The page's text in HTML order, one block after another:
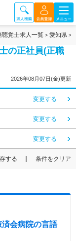
聴覚士求人一覧 愛知県
の正社員(正職
2026年08月07日(金)更新
変更する
変更する
変更する
する 条件をクリア
済会病院の言語